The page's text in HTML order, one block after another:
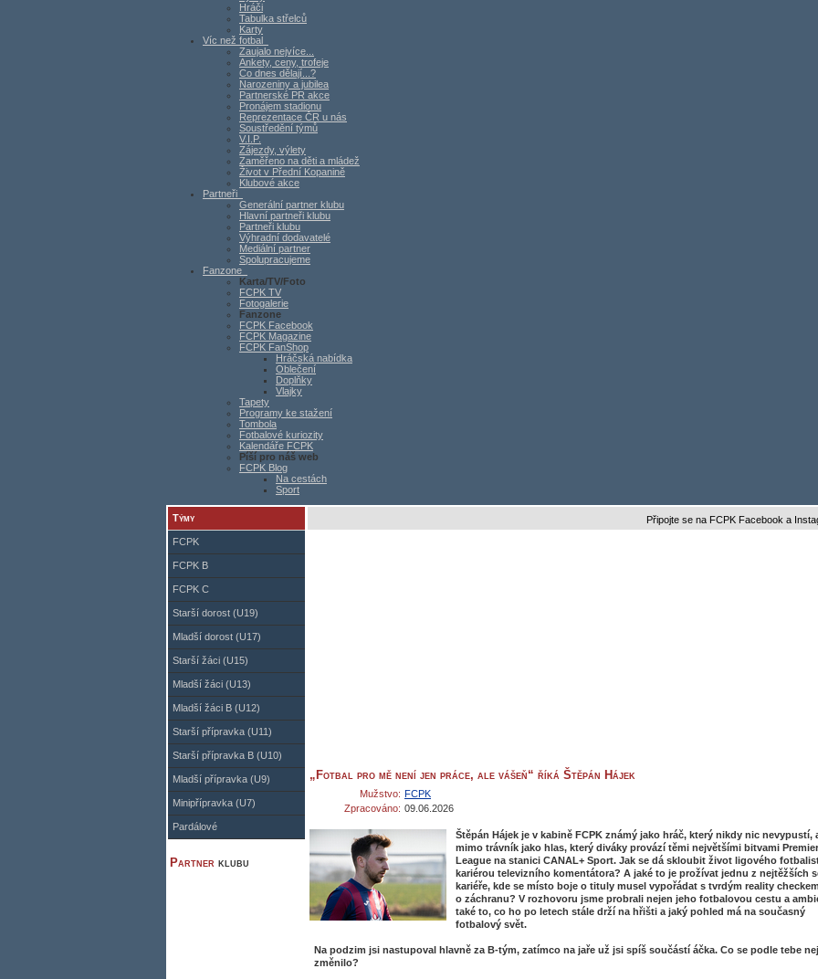
Hráči
Tabulka střelců
Karty
Víc než fotbal
Zaujalo nejvíce...
Ankety, ceny, trofeje
Co dnes dělají...?
Narozeniny a jubilea
Partnerské PR akce
Pronájem stadionu
Reprezentace ČR u nás
Soustředění týmů
V.I.P.
Zájezdy, výlety
Zaměřeno na děti a mládež
Život v Přední Kopanině
Klubové akce
Partneři
Generální partner klubu
Hlavní partneři klubu
Partneři klubu
Výhradní dodavatelé
Mediální partner
Spolupracujeme
Fanzone
Karta/TV/Foto
FCPK TV
Fotogalerie
Fanzone
FCPK Facebook
FCPK Magazine
FCPK FanShop
Hráčská nabídka
Oblečení
Doplňky
Vlajky
Tapety
Programy ke stažení
Tombola
Fotbalové kuriozity
Kalendáře FCPK
Píší pro náš web
FCPK Blog
Na cestách
Sport
Týmy
FCPK
FCPK B
FCPK C
Starší dorost (U19)
Mladší dorost (U17)
Starší žáci (U15)
Mladší žáci (U13)
Mladší žáci B (U12)
Starší přípravka (U11)
Starší přípravka B (U10)
Mladší přípravka (U9)
Minipřípravka (U7)
Pardálové
Partner klubu
Připojte se na FCPK Facebook a Instagram a
„Fotbal pro mě není jen práce, ale vášeň“ říká Štěpán Hájek
Mužstvo: FCPK
Zpracováno: 09.06.2026
Štěpán Hájek je v kabině FCPK známý jako hráč, který nikdy nic nevypustí,
mimo trávník jako hlas, který diváky provází těmi největšími bitvami Premier
League na stanici CANAL+ Sport. Jak se dá skloubit život ligového
kariérou televizního komentátora? A jaké to je prožívat jednu z nejtěžších
kariéře, kde se místo boje o tituly musel vypořádat s tvrdým reality
o záchranu? V rozhovoru jsme probrali nejen jeho fotbalovou cestu a
také to, co ho po letech stále drží na hřišti a jaký pohled má na současný
fotbalový svět.
Na podzim jsi nastupoval hlavně za B-tým, zatímco na jaře už jsi spíš součástí áčka. Co se podle tebe
změnilo?